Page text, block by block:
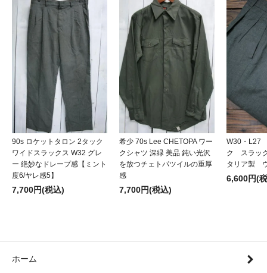
90s ロケットタロン 2タック
ワイドスラックス W32 グレ
ー 絶妙なドレープ感【ミント
度6/ヤレ感5】
7,700円(税込)
希少 70s Lee CHETOPA ワー
クシャツ 深緑 美品 鈍い光沢
を放つチェトパツイルの重厚
感
7,700円(税込)
W30・
ク スラッ
タリア製
6,600円(
ホーム